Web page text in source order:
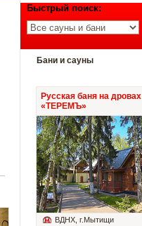
Быстрый поиск:
Бани и сауны
Русская баня на дровах
«ТЕРЕМЪ»
ВДНХ , г.Мытищи